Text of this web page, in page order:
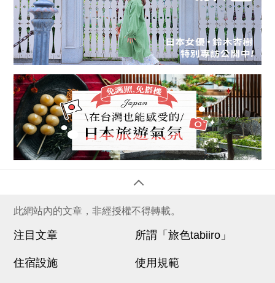
此網站內的文章，非經授權不得轉載。
注目文章
住宿設施
所謂「旅色tabiiro」
使用規範